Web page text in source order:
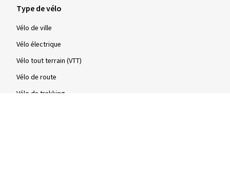
Type de vélo
Vélo de ville
Vélo électrique
Vélo tout terrain (VTT)
Vélo de route
Vélo de trekking